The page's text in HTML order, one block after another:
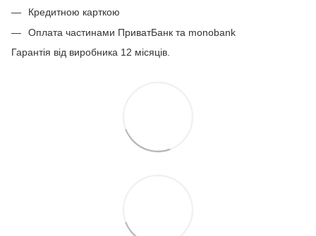
Кредитною карткою
Оплата частинами ПриватБанк та monobank
Гарантія від виробника 12 місяців.